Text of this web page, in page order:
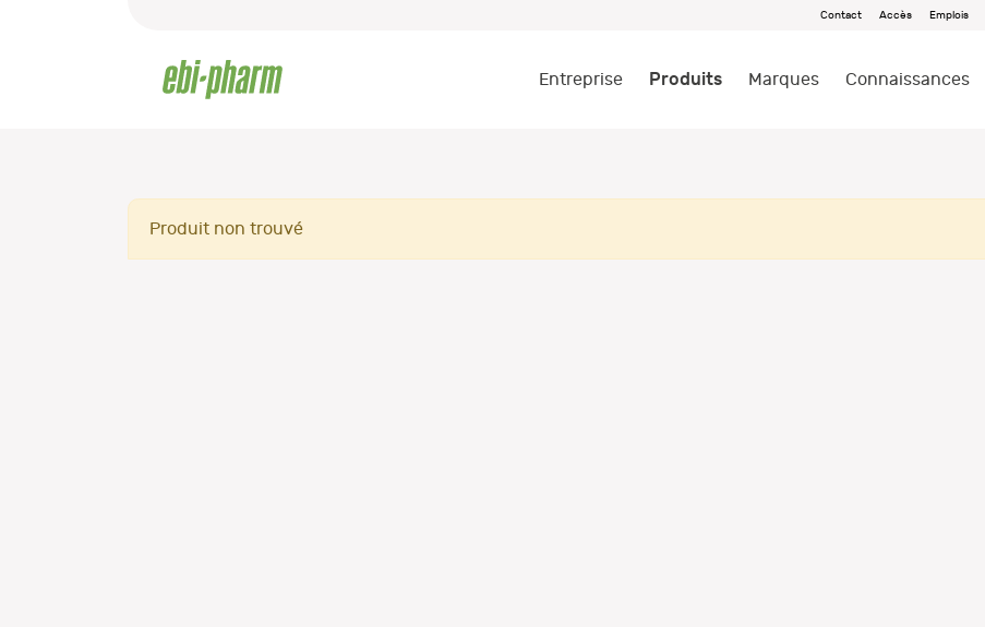
Contact Accès Emplois
Entreprise Produits Marques Connaissances
Produit non trouvé